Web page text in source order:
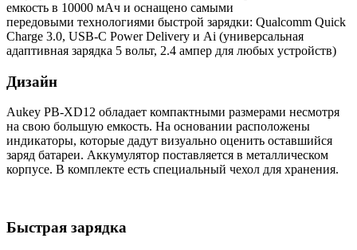
емкость в 10000 мАч и оснащено самыми
передовыми технологиями быстрой зарядки: Qualcomm Quick
Charge 3.0, USB-C Power Delivery и Ai (универсальная
адаптивная зарядка 5 вольт, 2.4 ампер для любых устройств)
Дизайн
Aukey PB-XD12 обладает компактными размерами несмотря
на свою большую емкость. На основании расположены
индикаторы, которые дадут визуально оценить оставшийся
заряд батареи. Аккумулятор поставляется в металлическом
корпусе. В комплекте есть специальный чехол для хранения.
Быстрая зарядка